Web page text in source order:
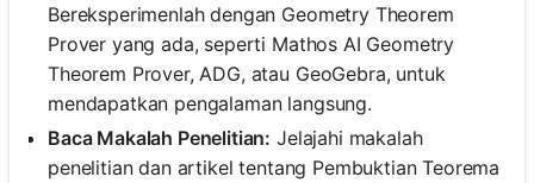
Bereksperimenlah dengan Geometry Theorem
Prover yang ada, seperti Mathos AI Geometry
Theorem Prover, ADG, atau GeoGebra, untuk
mendapatkan pengalaman langsung.
Baca Makalah Penelitian: Jelajahi makalah
penelitian dan artikel tentang Pembuktian Teorema